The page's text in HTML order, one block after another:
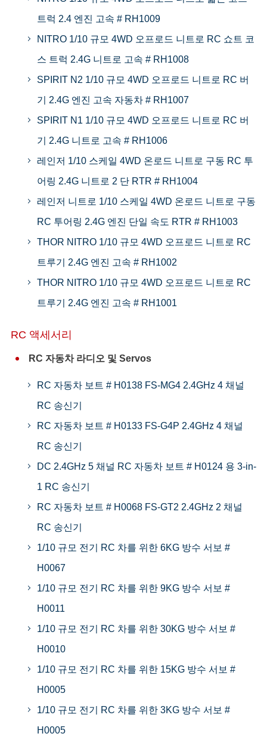
트럭 2.4 엔진 고속 # RH1009
NITRO 1/10 규모 4WD 오프로드 니트로 RC 쇼트 코
스 트럭 2.4G 니트로 고속 # RH1008
SPIRIT N2 1/10 규모 4WD 오프로드 니트로 RC 버
기 2.4G 엔진 고속 자동차 # RH1007
SPIRIT N1 1/10 규모 4WD 오프로드 니트로 RC 버
기 2.4G 니트로 고속 # RH1006
레인저 1/10 스케일 4WD 온로드 니트로 구동 RC 투
어링 2.4G 니트로 2 단 RTR # RH1004
레인저 니트로 1/10 스케일 4WD 온로드 니트로 구동
RC 투어링 2.4G 엔진 단일 속도 RTR # RH1003
THOR NITRO 1/10 규모 4WD 오프로드 니트로 RC
트루기 2.4G 엔진 고속 # RH1002
THOR NITRO 1/10 규모 4WD 오프로드 니트로 RC
트루기 2.4G 엔진 고속 # RH1001
RC 액세서리
RC 자동차 라디오 및 Servos
RC 자동차 보트 # H0138 FS-MG4 2.4GHz 4 채널
RC 송신기
RC 자동차 보트 # H0133 FS-G4P 2.4GHz 4 채널
RC 송신기
DC 2.4GHz 5 채널 RC 자동차 보트 # H0124 용 3-in-
1 RC 송신기
RC 자동차 보트 # H0068 FS-GT2 2.4GHz 2 채널
RC 송신기
1/10 규모 전기 RC 차를 위한 6KG 방수 서보 #
H0067
1/10 규모 전기 RC 차를 위한 9KG 방수 서보 #
H0011
1/10 규모 전기 RC 차를 위한 30KG 방수 서보 #
H0010
1/10 규모 전기 RC 차를 위한 15KG 방수 서보 #
H0005
1/10 규모 전기 RC 차를 위한 3KG 방수 서보 #
H0005